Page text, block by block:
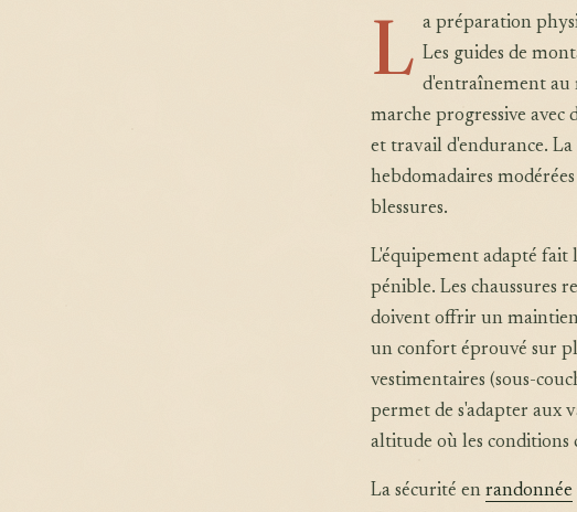
L a préparation
Les guides de
d'entraînement au
marche progressive
et travail d'endurance.
hebdomadaires
blessures.
L'équipement adapté fait
pénible. Les chaussures
doivent offrir un
un confort éprouvé sur
vestimentaires (sous-
permet de s'adapter aux
altitude où les conditions
La sécurité en randonnée